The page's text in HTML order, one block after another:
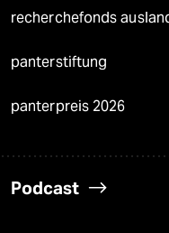
recherchefonds
panterstiftung
panterpreis 2026
Podcast